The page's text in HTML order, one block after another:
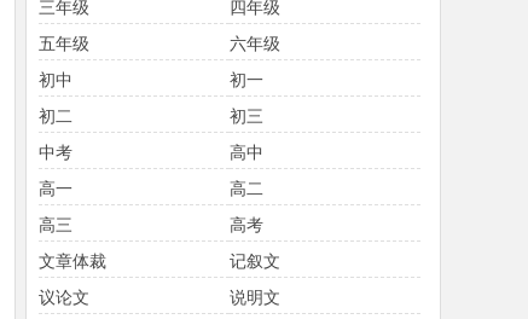
三年级
四年级
五年级
六年级
初中
初一
初二
初三
中考
高中
高一
高二
高三
高考
文章体裁
记叙文
议论文
说明文